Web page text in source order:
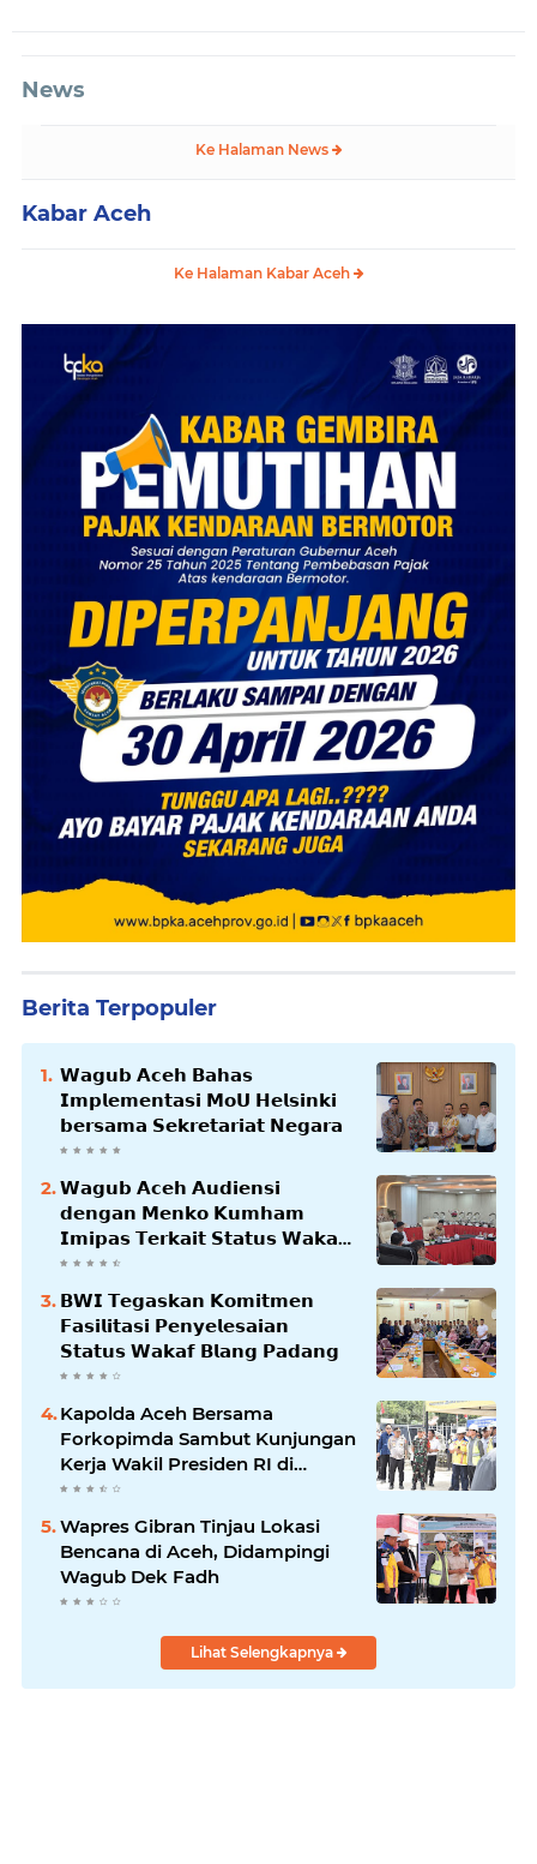
News
Ke Halaman News
Kabar Aceh
Ke Halaman Kabar Aceh
Berita Terpopuler
𝗪𝗮𝗴𝘂𝗯 𝗔𝗰𝗲𝗵 𝗕𝗮𝗵𝗮𝘀
𝗜𝗺𝗽𝗹𝗲𝗺𝗲𝗻𝘁𝗮𝘀𝗶 𝗠𝗼𝗨 𝗛𝗲𝗹𝘀𝗶𝗻𝗸𝗶
𝗯𝗲𝗿𝘀𝗮𝗺𝗮 𝗦𝗲𝗸𝗿𝗲𝘁𝗮𝗿𝗶𝗮𝘁 𝗡𝗲𝗴𝗮𝗿𝗮
𝗪𝗮𝗴𝘂𝗯 𝗔𝗰𝗲𝗵 𝗔𝘂𝗱𝗶𝗲𝗻𝘀𝗶
𝗱𝗲𝗻𝗴𝗮𝗻 𝗠𝗲𝗻𝗸𝗼 𝗞𝘂𝗺𝗵𝗮𝗺
𝗜𝗺𝗶𝗽𝗮𝘀 𝗧𝗲𝗿𝗸𝗮𝗶𝘁 𝗦𝘁𝗮𝘁𝘂𝘀 𝗪𝗮𝗸𝗮𝗳
𝗕𝗹𝗮𝗻𝗴𝗽𝗮𝗱𝗮𝗻𝗴
𝗕𝗪𝗜 𝗧𝗲𝗴𝗮𝘀𝗸𝗮𝗻 𝗞𝗼𝗺𝗶𝘁𝗺𝗲𝗻
𝗙𝗮𝘀𝗶𝗹𝗶𝘁𝗮𝘀𝗶 𝗣𝗲𝗻𝘆𝗲𝗹𝗲𝘀𝗮𝗶𝗮𝗻
𝗦𝘁𝗮𝘁𝘂𝘀 𝗪𝗮𝗸𝗮𝗳 𝗕𝗹𝗮𝗻𝗴 𝗣𝗮𝗱𝗮𝗻𝗴
Kapolda Aceh Bersama
Forkopimda Sambut Kunjungan
Kerja Wakil Presiden RI di
Kabupaten Bireuen
Wapres Gibran Tinjau Lokasi
Bencana di Aceh, Didampingi
Wagub Dek Fadh
Lihat Selengkapnya